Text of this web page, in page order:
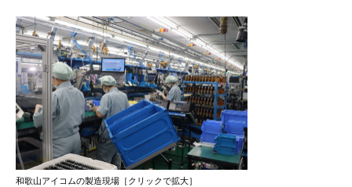
和歌山アイコムの製造現場［クリックで拡大］